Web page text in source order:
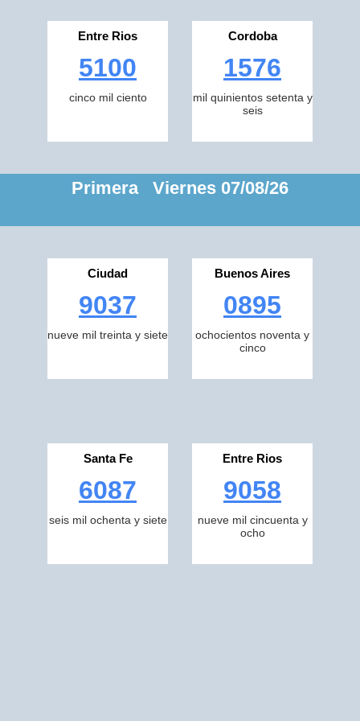
Entre Rios
5100
cinco mil ciento
Cordoba
1576
mil quinientos setenta y
seis
Primera Viernes 07/08/26
Ciudad
9037
nueve mil treinta y siete
Buenos Aires
0895
ochocientos noventa y
cinco
Santa Fe
6087
seis mil ochenta y siete
Entre Rios
9058
nueve mil cincuenta y
ocho